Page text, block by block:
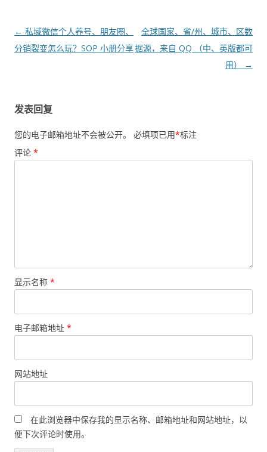
文
章
← 私域微信个人养号、朋友圈、
分销裂变怎么玩？SOP 小册分享
全球国家、省/州、城市、区数
据源，来自 QQ （中、英版都可
用）
→
发表回复
您的电子邮箱地址不会被公开。 必填项已用*标注
评论 *
显示名称 *
电子邮箱地址 *
网站地址
在此浏览器中保存我的显示名称、邮箱地址和网站地址，以
便下次评论时使用。